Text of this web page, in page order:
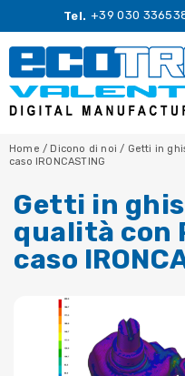
Tel. +39 030
Home / Dicono di noi/ Getti in
caso IRONCASTING
Getti in
qualità con
caso